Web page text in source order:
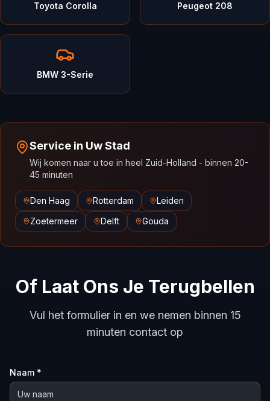
Toyota Corolla Peugeot 208
BMW 3-Serie
Service in Uw Stad
Wij komen naar u toe in heel Zuid-Holland - binnen 20-
45 minuten
Den Haag Rotterdam
Leiden
Zoetermeer
Delft Gouda
Of Laat Ons Je Terugbellen
Vul het formulier in en we nemen binnen 15
minuten contact op
Naam *